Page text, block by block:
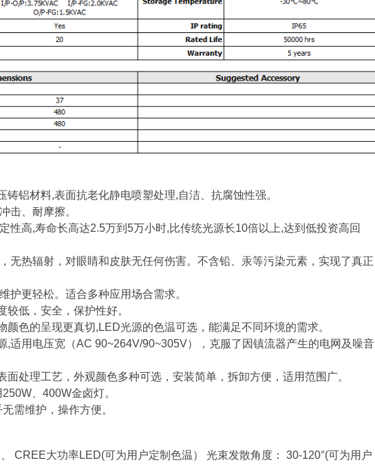
铝材料,表面抗老化静电喷塑处理,自洁、抗腐蚀性强。
击、耐摩擦。
性高,寿命长高达2.5万到5万小时,比传统光源长10倍以上,达到低投资高回
无热辐射，对眼睛和皮肤无任何伤害。不含铅、汞等污染元素，实现了真正
护更轻松。适合多种应用场合需求。
低，安全，保护性好。
颜色的呈现更真切,LED光源的色温可选，能满足不同环境的需求。
,适用电压宽（AC 90~264V/90~305V），克服了因镇流器产生的电网及噪音
面处理工艺，外观颜色多种可选，安装简单，拆卸方便，适用范围广。
、400W金卤灯。
需维护，操作方便。
CREE大功率LED(可为用户定制色温） 光束发散角度： 30-120°(可为用户